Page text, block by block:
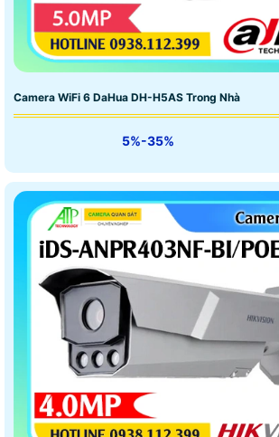
Camera WiFi 6 DaHua DH-H5AS Trong Nhà
5%-35%